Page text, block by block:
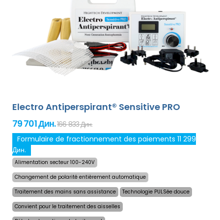
Antiperspirant Forte est compatible avec tous les
adaptateurs optionnels de notre offre. Le prix du produit
inclut déjà une livraison express dans le monde
entier et une garantie de remboursement en cas
d`insatisfaction. Les instructions d`utilisation sont dans
votre langue.
Electro Antiperspirant® Sensitive PRO
79 701 Дин.166 833 Дин.
Formulaire de fractionnement des paiements 11 299
Дин.
Alimentation secteur 100-240V
Changement de polarité entièrement automatique
Traitement des mains sans assistance
Technologie PULSée douce
Convient pour le traitement des aisselles